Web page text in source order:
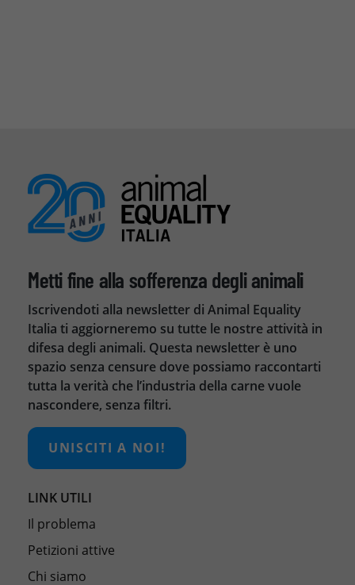
Metti fine alla sofferenza degli animali
Iscrivendoti alla newsletter di Animal Equality
Italia ti aggiorneremo su tutte le nostre attività in
difesa degli animali. Questa newsletter è uno
spazio senza censure dove possiamo raccontarti
tutta la verità che l’industria della carne vuole
nascondere, senza filtri.
UNISCITI A NOI!
LINK UTILI
Il problema
Petizioni attive
Chi siamo